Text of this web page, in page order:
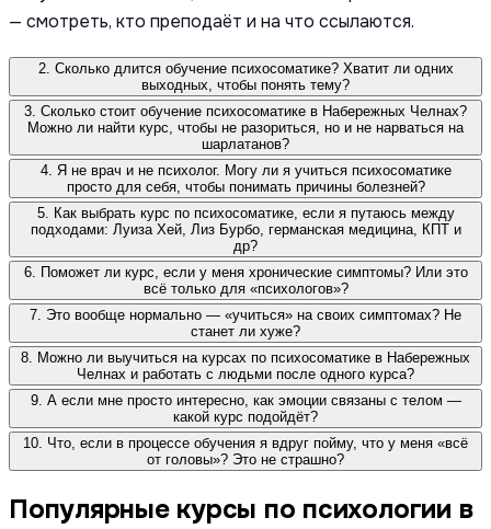
— смотреть, кто преподаёт и на что ссылаются.
2. Сколько длится обучение психосоматике? Хватит ли одних
выходных, чтобы понять тему?
3. Сколько стоит обучение психосоматике в Набережных Челнах?
Можно ли найти курс, чтобы не разориться, но и не нарваться на
шарлатанов?
4. Я не врач и не психолог. Могу ли я учиться психосоматике
просто для себя, чтобы понимать причины болезней?
5. Как выбрать курс по психосоматике, если я путаюсь между
подходами: Луиза Хей, Лиз Бурбо, германская медицина, КПТ и
др?
6. Поможет ли курс, если у меня хронические симптомы? Или это
всё только для «психологов»?
7. Это вообще нормально — «учиться» на своих симптомах? Не
станет ли хуже?
8. Можно ли выучиться на курсах по психосоматике в Набережных
Челнах и работать с людьми после одного курса?
9. А если мне просто интересно, как эмоции связаны с телом —
какой курс подойдёт?
10. Что, если в процессе обучения я вдруг пойму, что у меня «всё
от головы»? Это не страшно?
Популярные курсы по психологии в